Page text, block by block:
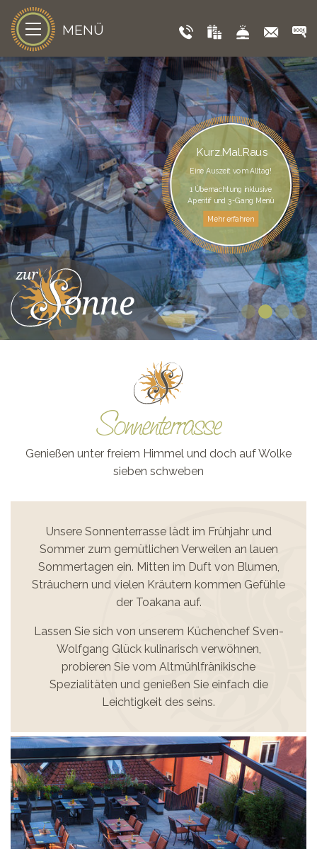
MENÜ
Kurz.Mal.Raus
Eine Auszeit vom Alltag!
1 Übernachtung inklusive
Aperitif und 3-Gang Menü
Mehr erfahren
Sonnenterrasse
Genießen unter freiem Himmel und doch auf Wolke
sieben schweben
Unsere Sonnenterrasse lädt im Frühjahr und
Sommer zum gemütlichen Verweilen an lauen
Sommertagen ein. Mitten im Duft von Blumen,
Sträuchern und vielen Kräutern kommen Gefühle
der Toakana auf.
Lassen Sie sich von unserem Küchenchef Sven-
Wolfgang Glück kulinarisch verwöhnen,
probieren Sie vom Altmühlfränikische
Spezialitäten und genießen Sie einfach die
Leichtigkeit des seins.